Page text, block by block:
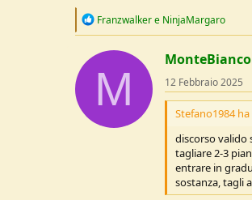
R
c
t
n
s
Franzwalkere NinjaMargaro
M
MonteBianco
12 Febbraio 2025
Stefano1984
discorso valido
tagliare 2-3
entrare in
sostanza, tagli